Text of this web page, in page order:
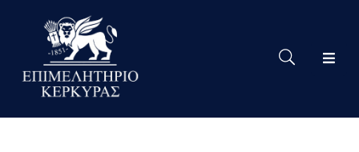
Το
Eπιμελητήριο